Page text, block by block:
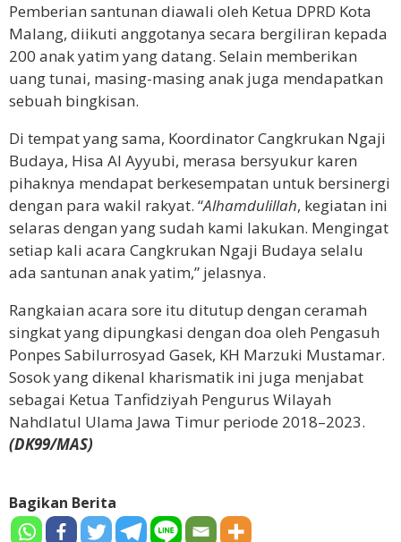
Pemberian santunan diawali oleh Ketua DPRD Kota
Malang, diikuti anggotanya secara bergiliran kepada
200 anak yatim yang datang. Selain memberikan
uang tunai, masing-masing anak juga mendapatkan
sebuah bingkisan.
Di tempat yang sama, Koordinator Cangkrukan Ngaji
Budaya, Hisa Al Ayyubi, merasa bersyukur karen
pihaknya mendapat berkesempatan untuk bersinergi
dengan para wakil rakyat. “Alhamdulillah, kegiatan ini
selaras dengan yang sudah kami lakukan. Mengingat
setiap kali acara Cangkrukan Ngaji Budaya selalu
ada santunan anak yatim,” jelasnya.
Rangkaian acara sore itu ditutup dengan ceramah
singkat yang dipungkasi dengan doa oleh Pengasuh
Ponpes Sabilurrosyad Gasek, KH Marzuki Mustamar.
Sosok yang dikenal kharismatik ini juga menjabat
sebagai Ketua Tanfidziyah Pengurus Wilayah
Nahdlatul Ulama Jawa Timur periode 2018–2023.
(DK99/MAS)
Bagikan Berita